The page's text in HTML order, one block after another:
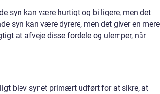
syn kan være hurtigt og billigere, men det
syn kan være dyrere, men det giver en mere
at afveje disse fordele og ulemper, når
blev synet primært udført for at sikre, at